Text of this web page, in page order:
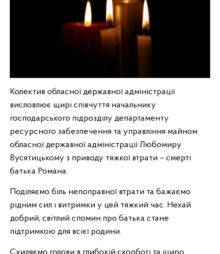
Колектив обласної державної адміністрації
висловлює щирі співчуття начальнику
господарського підрозділу департаменту
ресурсного забезпечення та управління майном
обласної державної адміністрації Любомиру
Вусятицькому з приводу тяжкої втрати – смерті
батька Романа.
Поділяємо біль непоправної втрати та бажаємо
рідним сил і витримки у цей тяжкий час. Нехай
добрий, світлий спомин про батька стане
підтримкою для всієї родини.